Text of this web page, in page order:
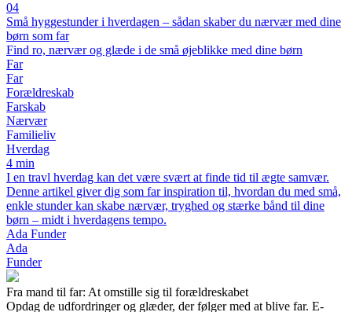
04
Små hyggestunder i hverdagen – sådan skaber du nærvær med dine
børn som far
Find ro, nærvær og glæde i de små øjeblikke med dine børn
Far
Far
Forældreskab
Farskab
Nærvær
Familieliv
Hverdag
4 min
I en travl hverdag kan det være svært at finde tid til ægte samvær.
Denne artikel giver dig som far inspiration til, hvordan du med små,
enkle stunder kan skabe nærvær, tryghed og stærke bånd til dine
børn – midt i hverdagens tempo.
Ada Funder
Ada
Funder
Fra mand til far: At omstille sig til forældreskabet
Opdag de udfordringer og glæder, der følger med at blive far. E-